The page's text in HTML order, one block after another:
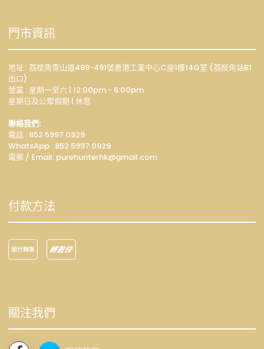
門市資訊
地址 : 荔枝角青山道489-491號香港工業中心C座1樓14G室 (荔枝角站B1
出口)
營業 : 星期一至六 | 12:00pm - 6:00pm
星期日及公眾假期 | 休息
聯絡我們:
電話 : 852 5997 0929
WhatsApp : 852 5997 0929
電郵 / Email: purehunterhk@gmail.com
付款方法
關注我們